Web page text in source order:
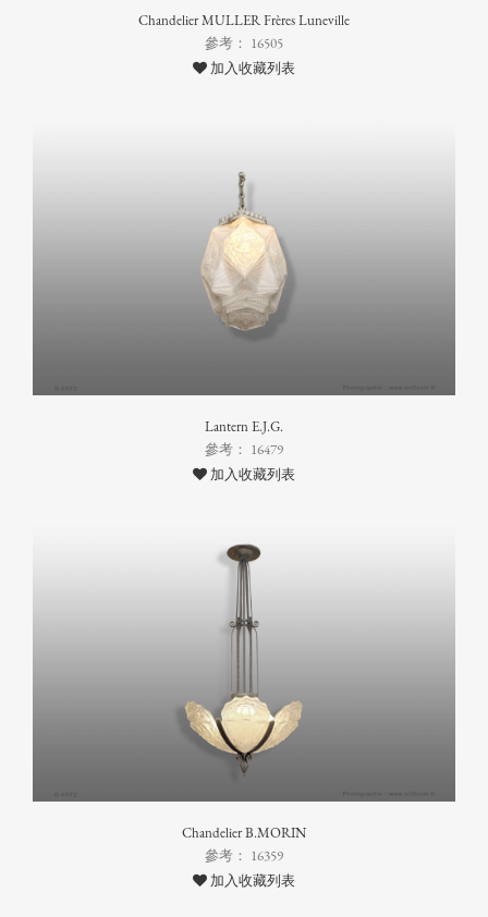
Chandelier MULLER Frères Luneville
參考： 16505
加入收藏列表
Lantern E.J.G.
參考： 16479
加入收藏列表
Chandelier B.MORIN
參考： 16359
加入收藏列表